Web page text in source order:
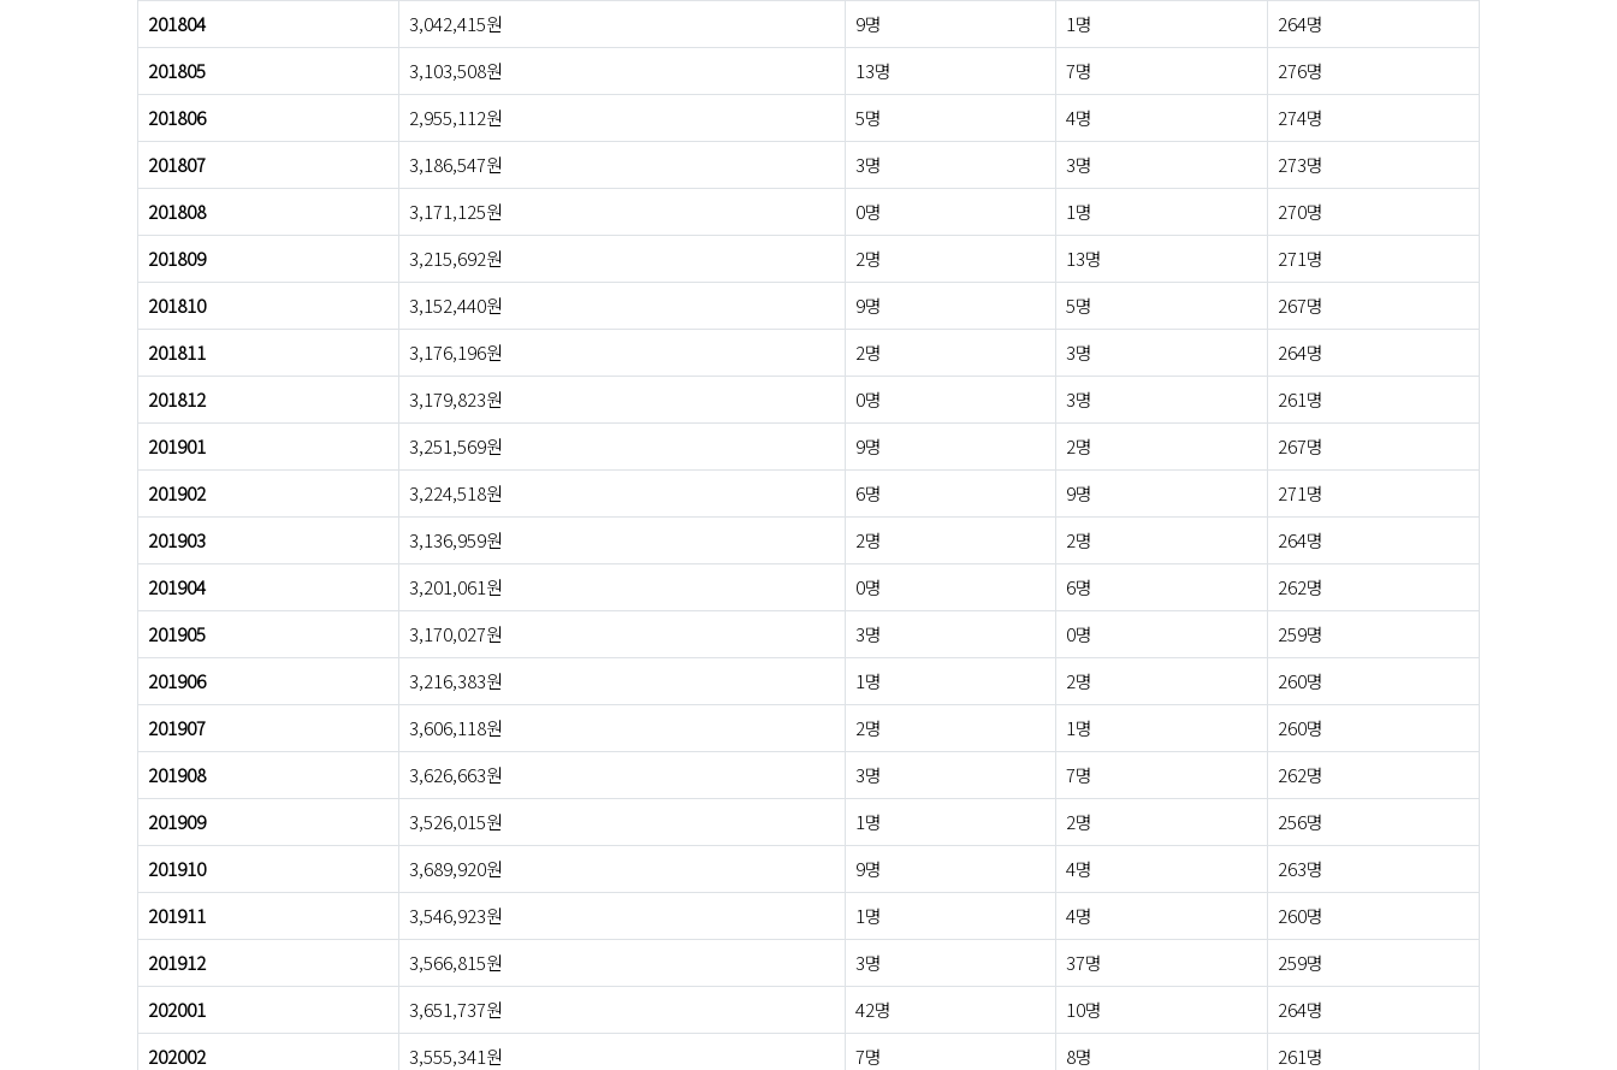
201804
3,042,415원 9명 1명
264명
201805
3,103,508원 13명 7명
276명
201806
2,955,112원 5명 4명
274명
201807
3,186,547원 3명 3명
273명
201808
3,171,125원 0명 1명
270명
201809
3,215,692원 2명 13명
271명
201810
3,152,440원 9명 5명
267명
201811
3,176,196원 2명 3명
264명
201812
3,179,823원 0명 3명
261명
201901
3,251,569원 9명 2명
267명
201902
3,224,518원 6명 9명
271명
201903
3,136,959원 2명 2명
264명
201904
3,201,061원 0명 6명
262명
201905
3,170,027원 3명 0명
259명
201906
3,216,383원 1명 2명
260명
201907
3,606,118원 2명 1명
260명
201908
3,626,663원 3명 7명
262명
201909
3,526,015원 1명 2명
256명
201910
3,689,920원 9명 4명
263명
201911
3,546,923원 1명 4명
260명
201912
3,566,815원 3명 37명
259명
202001
3,651,737원 42명 10명
264명
202002
3,555,341원 7명 8명
261명